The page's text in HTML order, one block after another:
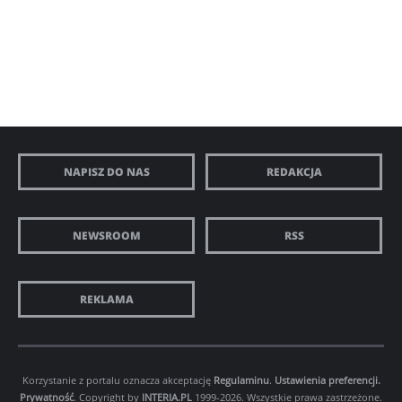
NAPISZ DO NAS REDAKCJA
NEWSROOM RSS
REKLAMA
Korzystanie z portalu oznacza akceptację Regulaminu. Ustawienia preferencji.
Prywatność. Copyright by INTERIA.PL 1999-2026. Wszystkie prawa zastrzeżone.